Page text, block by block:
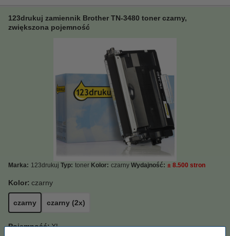
123drukuj zamiennik Brother TN-3480 toner czarny,
zwiększona pojemność
Marka: 123drukuj Typ: toner Kolor: czarny Wydajność: ± 8.500 stron
Kolor: czarny
czarny czarny (2x)
Pojemność:XL